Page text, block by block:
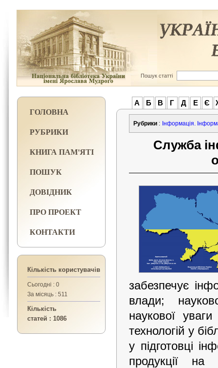
Пошук статті
ГОЛОВНА
РУБРИКИ
КНИГА ПАМ'ЯТІ
ПОШУК
ДОВІДНИК
ПРО ПРОЕКТ
КОНТАКТИ
Кількість користувачів
Сьогодні : 0
За місяць : 511
Кількість
статей : 1086
А Б В Г Д Е Є
Рубрики : Інформація.
Служба
забезпечує
влади;
наукової
технологій у
у підготовці
продукції на